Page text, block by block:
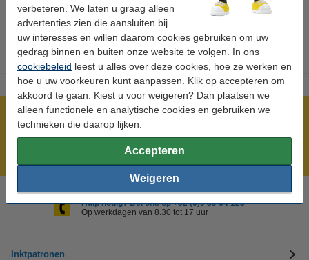
verbeteren. We laten u graag alleen
advertenties zien die aansluiten bij
uw interesses en willen daarom cookies gebruiken om uw
gedrag binnen en buiten onze website te volgen. In ons
cookiebeleid leest u alles over deze cookies, hoe ze werken en
hoe u uw voorkeuren kunt aanpassen. Klik op accepteren om
akkoord te gaan. Kiest u voor weigeren? Dan plaatsen we
alleen functionele en analytische cookies en gebruiken we
technieken die daarop lijken.
Accepteren
Weigeren
Eiwitten
6,0 g
2,4 g
Zout
1,4 g
Meer dan 5 miljoen klanten!
Voor 22.00 uur besteld, morgen in huis!
Hulp nodig? Bel ons op +32 (0)9 39 64 123
Op werkdagen van 8.30 tot 17 uur
Inktpatronen